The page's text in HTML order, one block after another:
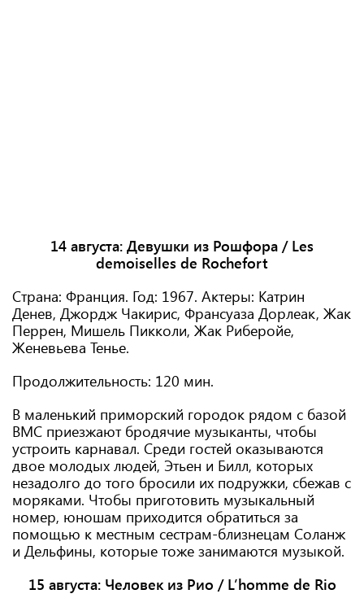
14 августа: Девушки из Рошфора / Les
demoiselles de Rochefort
Страна: Франция. Год: 1967. Актеры: Катрин
Денев, Джордж Чакирис, Франсуаза Дорлеак, Жак
Перрен, Мишель Пикколи, Жак Риберойе,
Женевьева Тенье.
Продолжительность: 120 мин.
В маленький приморский городок рядом с базой
ВМС приезжают бродячие музыканты, чтобы
устроить карнавал. Среди гостей оказываются
двое молодых людей, Этьен и Билл, которых
незадолго до того бросили их подружки, сбежав с
моряками. Чтобы приготовить музыкальный
номер, юношам приходится обратиться за
помощью к местным сестрам-близнецам Соланж
и Дельфины, которые тоже занимаются музыкой.
15 августа: Человек из Рио / L’homme de Rio